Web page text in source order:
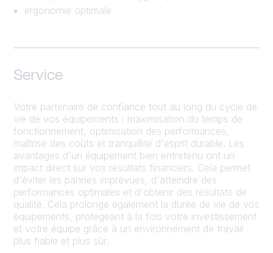
ergonomie optimale
Service
Votre partenaire de confiance tout au long du cycle de
vie de vos équipements : maximisation du temps de
fonctionnement, optimisation des performances,
maîtrise des coûts et tranquillité d'esprit durable. Les
avantages d'un équipement bien entretenu ont un
impact direct sur vos résultats financiers. Cela permet
d'éviter les pannes imprévues, d'atteindre des
performances optimales et d'obtenir des résultats de
qualité. Cela prolonge également la durée de vie de vos
équipements, protégeant à la fois votre investissement
et votre équipe grâce à un environnement de travail
plus fiable et plus sûr.